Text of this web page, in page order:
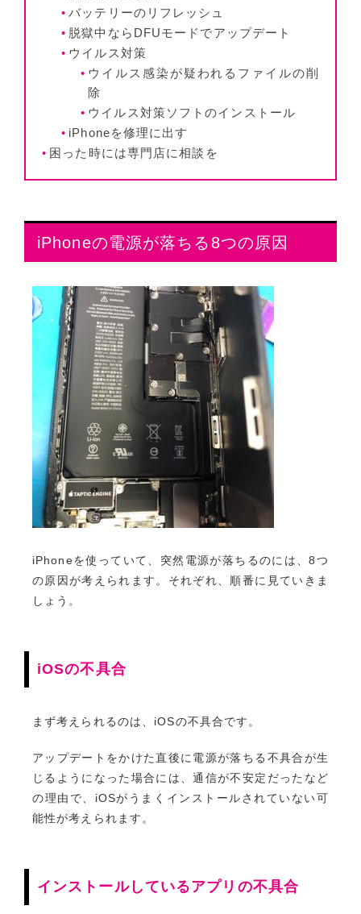
バッテリーのリフレッシュ
脱獄中ならDFUモードでアップデート
ウイルス対策
ウイルス感染が疑われるファイルの削
除
ウイルス対策ソフトのインストール
iPhoneを修理に出す
困った時には専門店に相談を
iPhoneの電源が落ちる8つの原因
iPhoneを使っていて、突然電源が落ちるのには、8つ
の原因が考えられます。それぞれ、順番に見ていきま
しょう。
iOSの不具合
まず考えられるのは、iOSの不具合です。
アップデートをかけた直後に電源が落ちる不具合が生
じるようになった場合には、通信が不安定だったなど
の理由で、iOSがうまくインストールされていない可
能性が考えられます。
インストールしているアプリの不具合